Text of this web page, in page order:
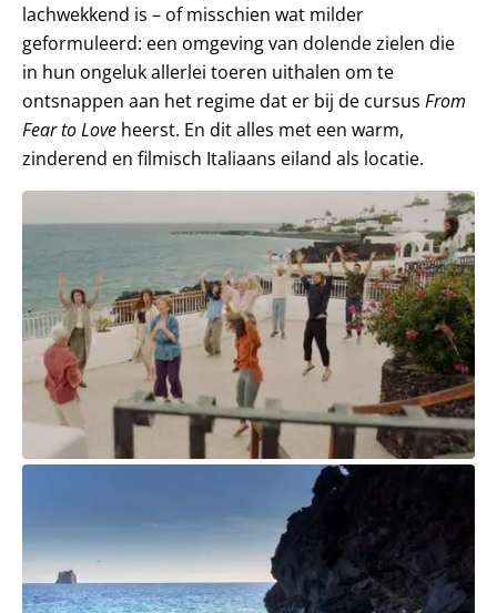
lachwekkend is – of misschien wat milder
geformuleerd: een omgeving van dolende zielen die
in hun ongeluk allerlei toeren uithalen om te
ontsnappen aan het regime dat er bij de cursus From
Fear to Love heerst. En dit alles met een warm,
zinderend en filmisch Italiaans eiland als locatie.